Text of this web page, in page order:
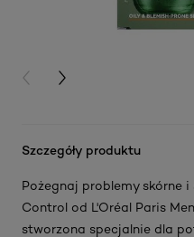
PREVIOUS CARD
NEXT CARD
Szczegóły produktu
Pożegnaj problemy skórne
Control od L'Oréal Paris
stworzona specjalnie dla